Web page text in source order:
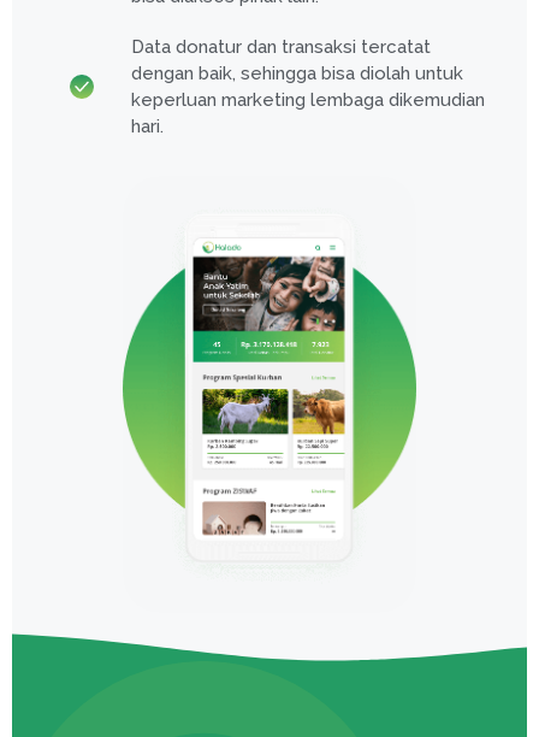
Data donatur dan transaksi tercatat
dengan baik, sehingga bisa diolah untuk
keperluan marketing lembaga dikemudian
hari.